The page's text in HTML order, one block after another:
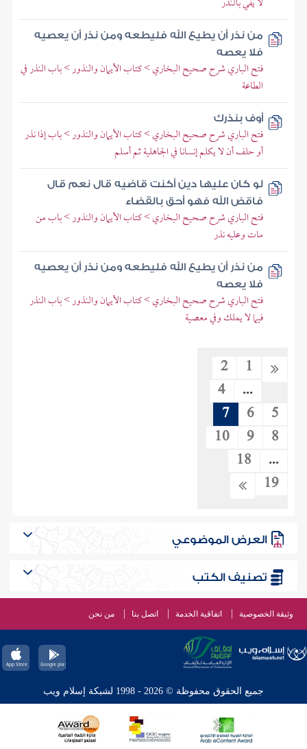
من نذر أن يطيع الله فليطعه ومن نذر أن يعصيه
فلا يعصه
فتح الباري شرح صحيح البخاري > كتاب الأيمان والنذور > باب النذر في
الطاعة
أوف بنذرك
فتح الباري شرح صحيح البخاري > كتاب الأيمان والنذور > باب إذا نذر
أو حلف أن لا يكلم إنسانا في الجاهلية ثم أسلم
لو كان عليها دين أكنت قاضيه قال نعم قال
فاقض الله فهو أحق بالقضاء
فتح الباري شرح صحيح البخاري > كتاب الأيمان والنذور > باب من
مات وعليه نذر
من نذر أن يطيع الله فليطعه ومن نذر أن يعصيه
فلا يعصه
فتح الباري شرح صحيح البخاري > كتاب الأيمان والنذور > باب النذر
فيما لا يملك وفي معصية
1
2
...
4
5
6
7
8
9
10
...
18
19
العرض الموضوعي
تصنيف الكتب
وثيقة الخصوصية اتفاقية الخدمة اتصل بنا من نحن
جميع الحقوق محفوظة © 2026 - 1998 لشبكة إسلام ويب